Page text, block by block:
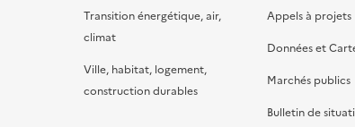
Transition énergétique, air,
climat
Ville, habitat, logement,
construction durables
Appels à projets
Données et
Marchés publics
Bulletin de